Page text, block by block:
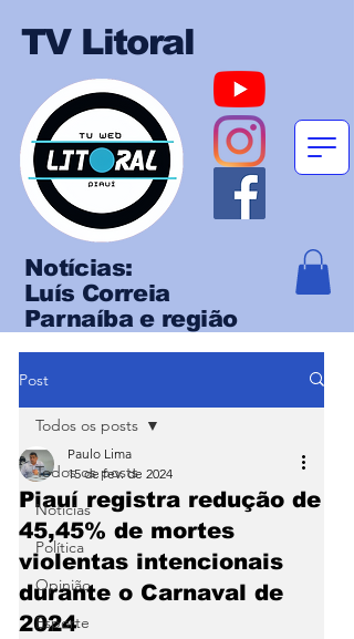
TV Litoral
Notícias:
Luís Correia
Parnaíba e região
Post
Todos os posts
Notícias
Política
Opinião
Esporte
Todos os posts
Piauí registra redução de
45,45% de mortes
violentas intencionais
durante o Carnaval de
2024
Paulo Lima
15 de fev. de 2024